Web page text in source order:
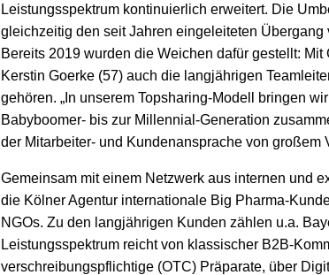
Leistungsspektrum kontinuierlich erweitert. Die
gleichzeitig den seit Jahren eingeleiteten
Bereits 2019 wurden die Weichen dafür gestellt:
Kerstin Goerke (57) auch die langjährigen
gehören. „In unserem Topsharing-Modell bringen
Babyboomer- bis zur Millennial-Generation
der Mitarbeiter- und Kundenansprache von großem
Gemeinsam mit einem Netzwerk aus internen und
die Kölner Agentur internationale Big Pharma-
NGOs. Zu den langjährigen Kunden zählen u.a.
Leistungsspektrum reicht von klassischer B2B-
verschreibungspflichtige (OTC) Präparate, über